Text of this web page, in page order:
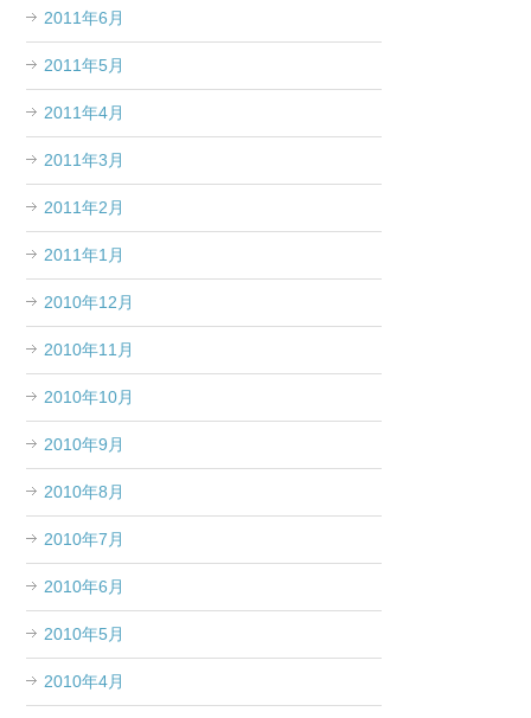
2011年6月
2011年5月
2011年4月
2011年3月
2011年2月
2011年1月
2010年12月
2010年11月
2010年10月
2010年9月
2010年8月
2010年7月
2010年6月
2010年5月
2010年4月